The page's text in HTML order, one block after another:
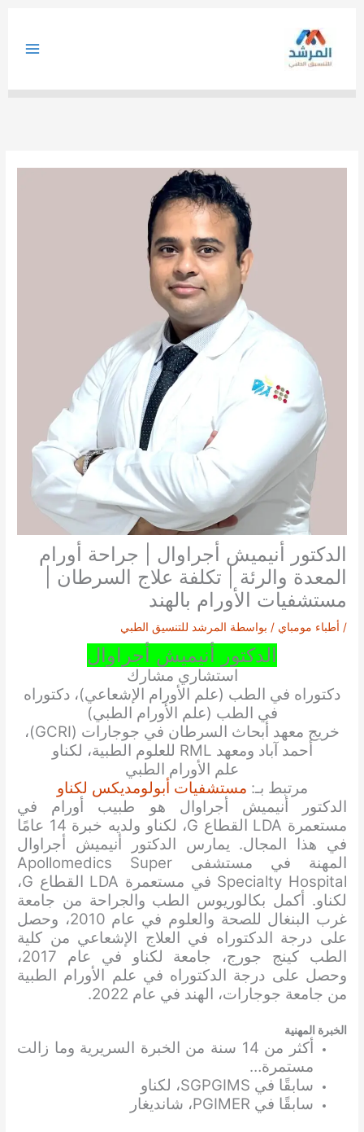
الدكتور أنيميش أجراوال | جراحة أورام
المعدة والرئة | تكلفة علاج السرطان |
مستشفيات الأورام بالهند
/ أطباء مومباي / بواسطة المرشد للتنسيق الطبي
الدكتور أنيميش أجراوال
استشاري مشارك
دكتوراه في الطب (علم الأورام الإشعاعي)، دكتوراه
في الطب (علم الأورام الطبي)
خريج معهد أبحاث السرطان في جوجارات (GCRI)،
أحمد آباد ومعهد RML للعلوم الطبية، لكناو
علم الأورام الطبي
مرتبط بـ: مستشفيات أبولومديكس لكناو
الدكتور أنيميش أجراوال هو طبيب أورام في
مستعمرة LDA القطاع G، لكناو ولديه خبرة 14 عامًا
في هذا المجال. يمارس الدكتور أنيميش أجراوال
المهنة في مستشفى Apollomedics Super
Specialty Hospital في مستعمرة LDA القطاع G،
لكناو. أكمل بكالوريوس الطب والجراحة من جامعة
غرب البنغال للصحة والعلوم في عام 2010، وحصل
على درجة الدكتوراه في العلاج الإشعاعي من كلية
الطب كينج جورج، جامعة لكناو في عام 2017،
وحصل على درجة الدكتوراه في علم الأورام الطبية
من جامعة جوجارات، الهند في عام 2022.
الخبرة المهنية
أكثر من 14 سنة من الخبرة السريرية وما زالت
مستمرة…
سابقًا في SGPGIMS، لكناو
سابقًا في PGIMER، شانديغار